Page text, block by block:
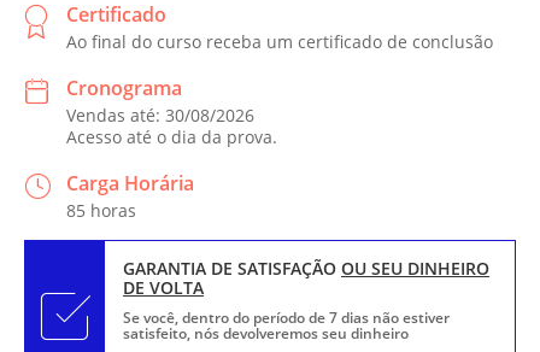
Certificado
Ao final do curso receba um certificado de conclusão
Cronograma
Vendas até: 30/08/2026
Acesso até o dia da prova.
Carga Horária
85 horas
GARANTIA DE SATISFAÇÃO OU SEU DINHEIRO
DE VOLTA
Se você, dentro do período de 7 dias não estiver
satisfeito, nós devolveremos seu dinheiro